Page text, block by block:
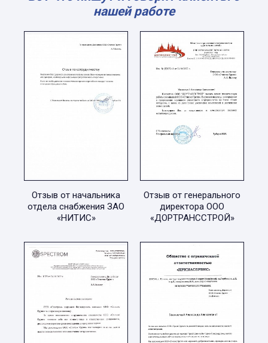
нашей работе
Отзыв от начальника
отдела снабжения ЗАО
«НИТИС»
Отзыв от генерального
директора ООО
«ДОРТРАНССТРОЙ»